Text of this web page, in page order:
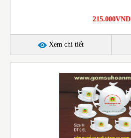
215.000VND
Xem chi tiết